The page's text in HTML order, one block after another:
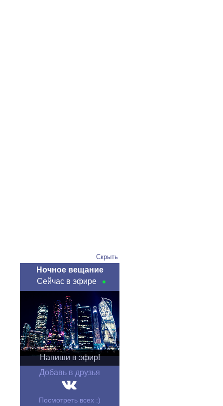
Скрыть
Ночное вещание
Сейчас в эфире
Напиши в эфир!
Добавь в друзья
Посмотреть всех :)